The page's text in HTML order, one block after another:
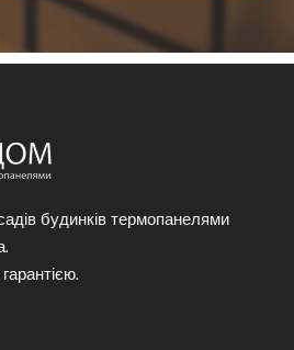
будинків термопанелями